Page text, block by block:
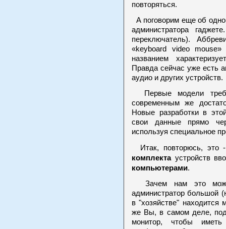
повторяться.
А поговорим еще об
администратора
переключатель).
«keyboard video
названием
Правда сейчас уже есть
аудио и других устройств.
Первые модели
современным же
Новые разработки в
свои данные прямо
используя специальное
Итак, повторюсь, это
комплектаустройств
компьютерами.
Зачем нам это
администратор большой
в "хозяйстве" находится
же Вы, в самом деле,
монитор, чтобы иметь